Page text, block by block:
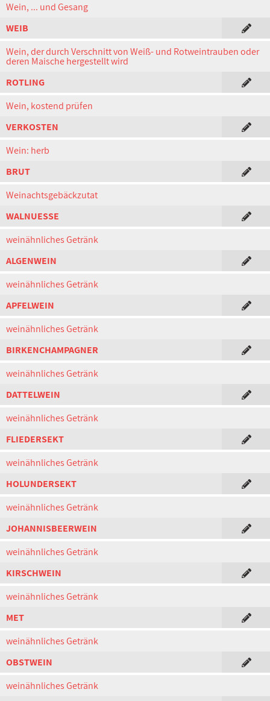
Wein, ... und Gesang
WEIB
Wein, der durch Verschnitt von Weiß- und Rotweintrauben oder
deren Maische hergestellt wird
ROTLING
Wein, kostend prüfen
VERKOSTEN
Wein: herb
BRUT
Weinachtsgebäckzutat
WALNUESSE
weinähnliches Getränk
ALGENWEIN
weinähnliches Getränk
APFELWEIN
weinähnliches Getränk
BIRKENCHAMPAGNER
weinähnliches Getränk
DATTELWEIN
weinähnliches Getränk
FLIEDERSEKT
weinähnliches Getränk
HOLUNDERSEKT
weinähnliches Getränk
JOHANNISBEERWEIN
weinähnliches Getränk
KIRSCHWEIN
weinähnliches Getränk
MET
weinähnliches Getränk
OBSTWEIN
weinähnliches Getränk